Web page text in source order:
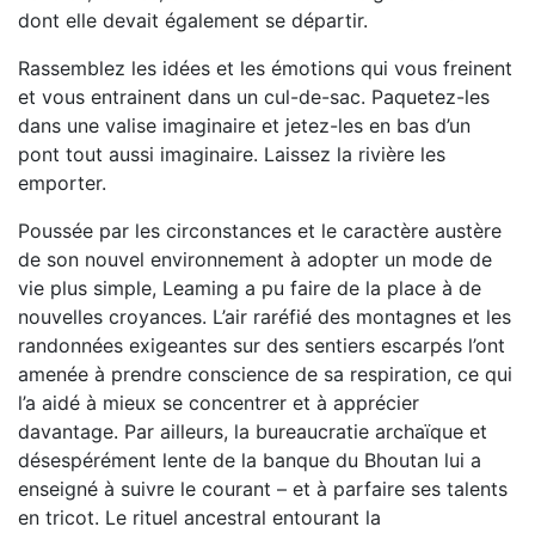
dont elle devait également se départir.
Rassemblez les idées et les émotions qui vous freinent
et vous entrainent dans un cul-de-sac. Paquetez-les
dans une valise imaginaire et jetez-les en bas d’un
pont tout aussi imaginaire. Laissez la rivière les
emporter.
Poussée par les circonstances et le caractère austère
de son nouvel environnement à adopter un mode de
vie plus simple, Leaming a pu faire de la place à de
nouvelles croyances. L’air raréfié des montagnes et les
randonnées exigeantes sur des sentiers escarpés l’ont
amenée à prendre conscience de sa respiration, ce qui
l’a aidé à mieux se concentrer et à apprécier
davantage. Par ailleurs, la bureaucratie archaïque et
désespérément lente de la banque du Bhoutan lui a
enseigné à suivre le courant – et à parfaire ses talents
en tricot. Le rituel ancestral entourant la